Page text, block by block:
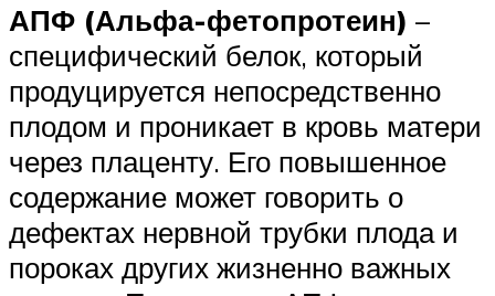
АПФ (Альфа-фетопротеин) –
специфический белок, который
продуцируется непосредственно
плодом и проникает в кровь матери
через плаценту. Его повышенное
содержание может говорить о
дефектах нервной трубки плода и
пороках других жизненно важных